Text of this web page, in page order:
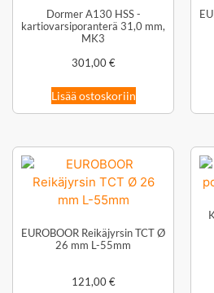
Dormer A130 HSS -
kartiovarsiporanterä 31,0 mm,
MK3
301,00€
Lisää ostoskoriin
EUROBOOR Reikäjyrsin TCT Ø
26 mm L-55mm
121,00€